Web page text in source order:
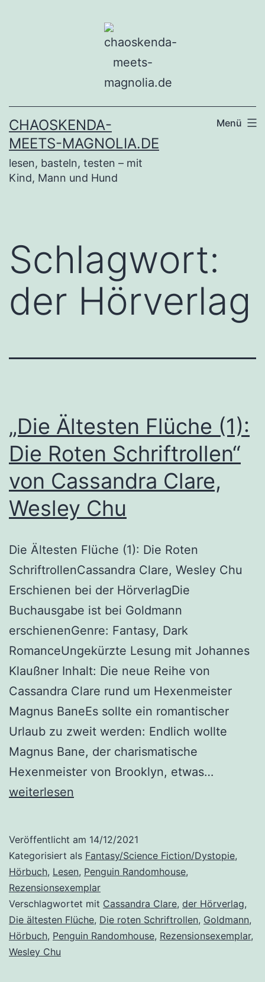
CHAOSKENDA-
MEETS-MAGNOLIA.DE
lesen, basteln, testen – mit
Kind, Mann und Hund
Menü
Schlagwort:
der Hörverlag
„Die Ältesten Flüche (1):
Die Roten Schriftrollen“
von Cassandra Clare,
Wesley Chu
Die Ältesten Flüche (1): Die Roten
SchriftrollenCassandra Clare, Wesley Chu
Erschienen bei der HörverlagDie
Buchausgabe ist bei Goldmann
erschienenGenre: Fantasy, Dark
RomanceUngekürzte Lesung mit Johannes
Klaußner Inhalt: Die neue Reihe von
Cassandra Clare rund um Hexenmeister
Magnus BaneEs sollte ein romantischer
Urlaub zu zweit werden: Endlich wollte
Magnus Bane, der charismatische
Hexenmeister von Brooklyn, etwas…
Die
von
weiterlesen
Veröffentlicht am 14/12/2021
Kategorisiert als Fantasy/Science Fiction/Dystopie,
Hörbuch, Lesen, Penguin Randomhouse,
Rezensionsexemplar
Verschlagwortet mit Cassandra Clare, der Hörverlag,
Die ältesten Flüche, Die roten Schriftrollen, Goldmann,
Hörbuch, Penguin Randomhouse, Rezensionsexemplar,
Wesley Chu